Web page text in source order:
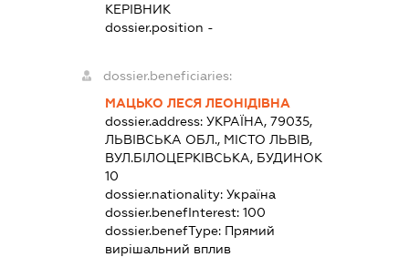
КЕРІВНИК
dossier.position -
dossier.beneficiaries:
МАЦЬКО ЛЕСЯ ЛЕОНІДІВНА
dossier.address: УКРАЇНА, 79035,
ЛЬВІВСЬКА ОБЛ., МІСТО ЛЬВІВ,
ВУЛ.БІЛОЦЕРКІВСЬКА, БУДИНОК
10
dossier.nationality: Україна
dossier.benefInterest: 100
dossier.benefType: Прямий
вирішальний вплив